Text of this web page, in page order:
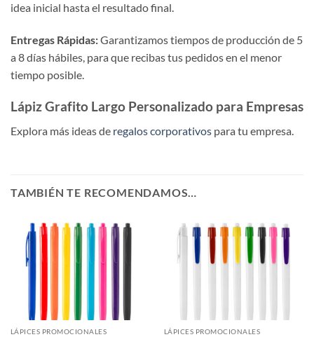
idea inicial hasta el resultado final.
Entregas Rápidas:Garantizamos tiempos de producción de 5
a 8 días hábiles, para que recibas tus pedidos en el menor
tiempo posible.
Lápiz Grafito Largo Personalizado para Empresas
Explora más ideas de regalos corporativos para tu empresa.
TAMBIÉN TE RECOMENDAMOS…
LÁPICES PROMOCIONALES LÁPICES PROMOCIONALES